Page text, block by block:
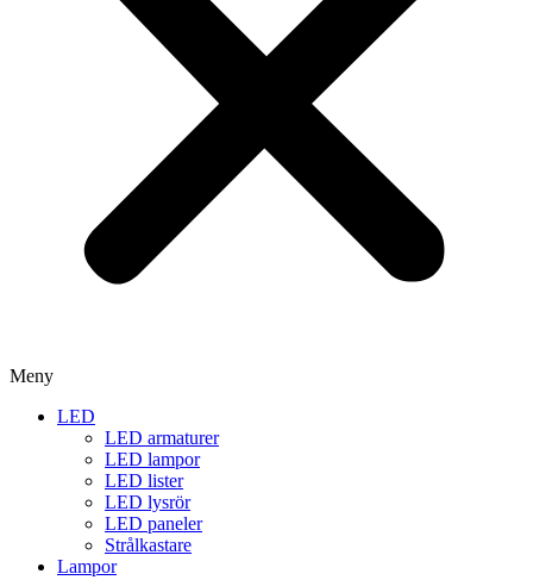
Meny
LED
LED armaturer
LED lampor
LED lister
LED lysrör
LED paneler
Strålkastare
Lampor